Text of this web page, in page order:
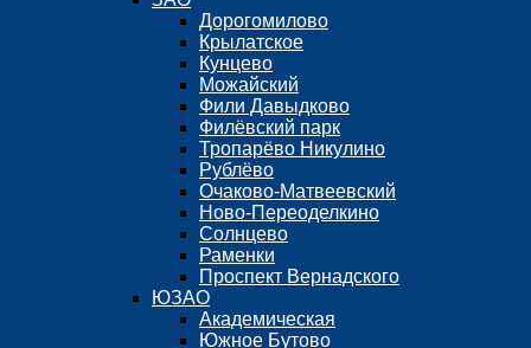
Дорогомилово
Крылатское
Кунцево
Можайский
Фили Давыдково
Филёвский парк
Тропарёво Никулино
Рублёво
Очаково-Матвеевский
Ново-Переоделкино
Солнцево
Раменки
Проспект Вернадского
ЮЗАО
Академическая
Южное Бутово